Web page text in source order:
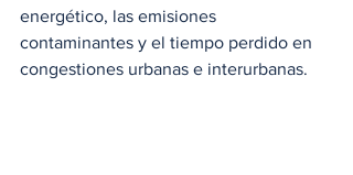
energético, las emisiones
contaminantes y el tiempo perdido en
congestiones urbanas e interurbanas.